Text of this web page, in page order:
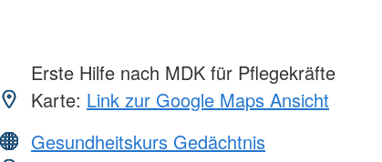
Erste Hilfe nach MDK für Pflegekräfte
Karte: Link zur Google Maps Ansicht
Gesundheitskurs Gedächtnis